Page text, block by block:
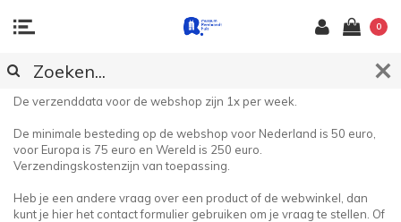
0
KLANTENSERVICE
De verzenddata voor de webshop zijn 1x per week.
De minimale besteding op de webshop voor Nederland is 50 euro,
voor Europa is 75 euro en Wereld is 250 euro.
Verzendingskostenzijn van toepassing.
Heb je een andere vraag over een product of de webwinkel, dan
kunt je hier het contact formulier gebruiken om je vraag te stellen. Of